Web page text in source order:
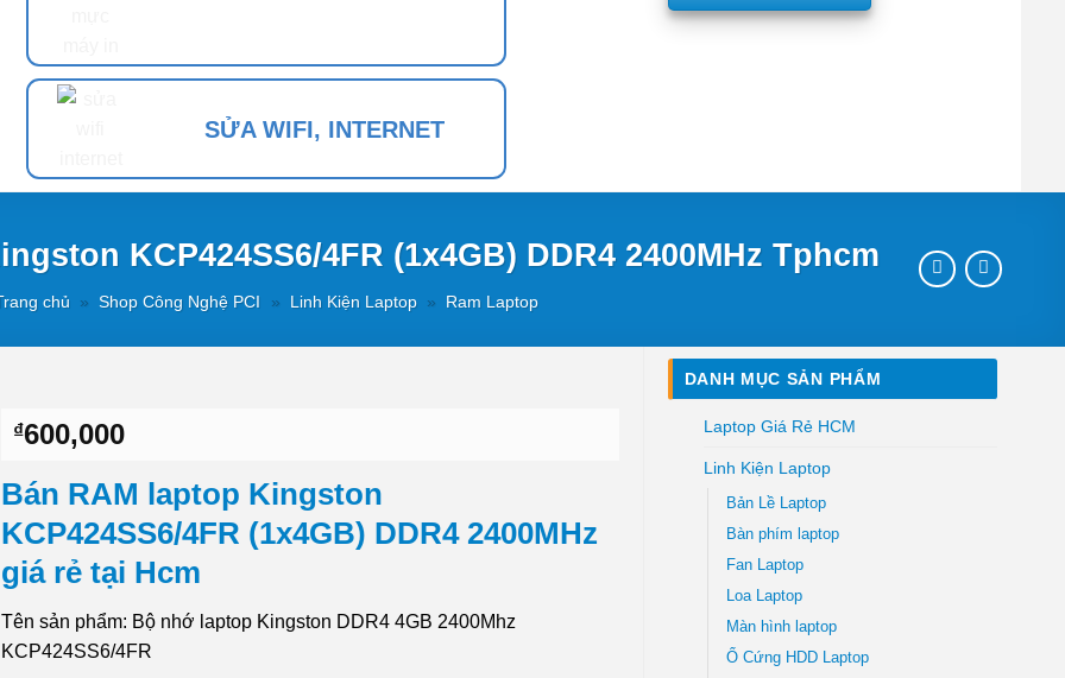
SỬA WIFI, INTERNET
KCP424SS6/4FR (1x4GB) DDR4 2400MHz Tphcm
chủ » Shop Công Nghệ PCI » Linh Kiện Laptop » Ram Laptop
DANH MỤC SẢN PHẨM
Laptop Giá Rẻ HCM
Linh Kiện Laptop
Bản Lề Laptop
Bàn phím laptop
Fan Laptop
Loa Laptop
Màn hình laptop
Ổ Cứng HDD Laptop
₫600,000
Bán RAM laptop Kingston
KCP424SS6/4FR (1x4GB) DDR4 2400MHz
giá rẻ tại Hcm
Tên sản phẩm: Bộ nhớ laptop Kingston DDR4 4GB 2400Mhz
KCP424SS6/4FR